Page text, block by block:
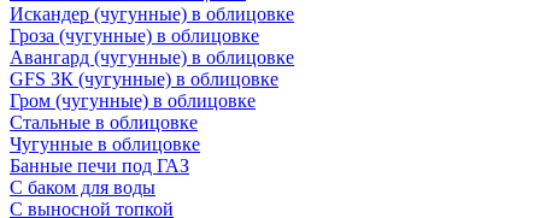
Искандер (чугунные) в облицовке
Гроза (чугунные) в облицовке
Авангард (чугунные) в облицовке
GFS ЗК (чугунные) в облицовке
Гром (чугунные) в облицовке
Стальные в облицовке
Чугунные в облицовке
Банные печи под ГАЗ
С баком для воды
С выносной топкой